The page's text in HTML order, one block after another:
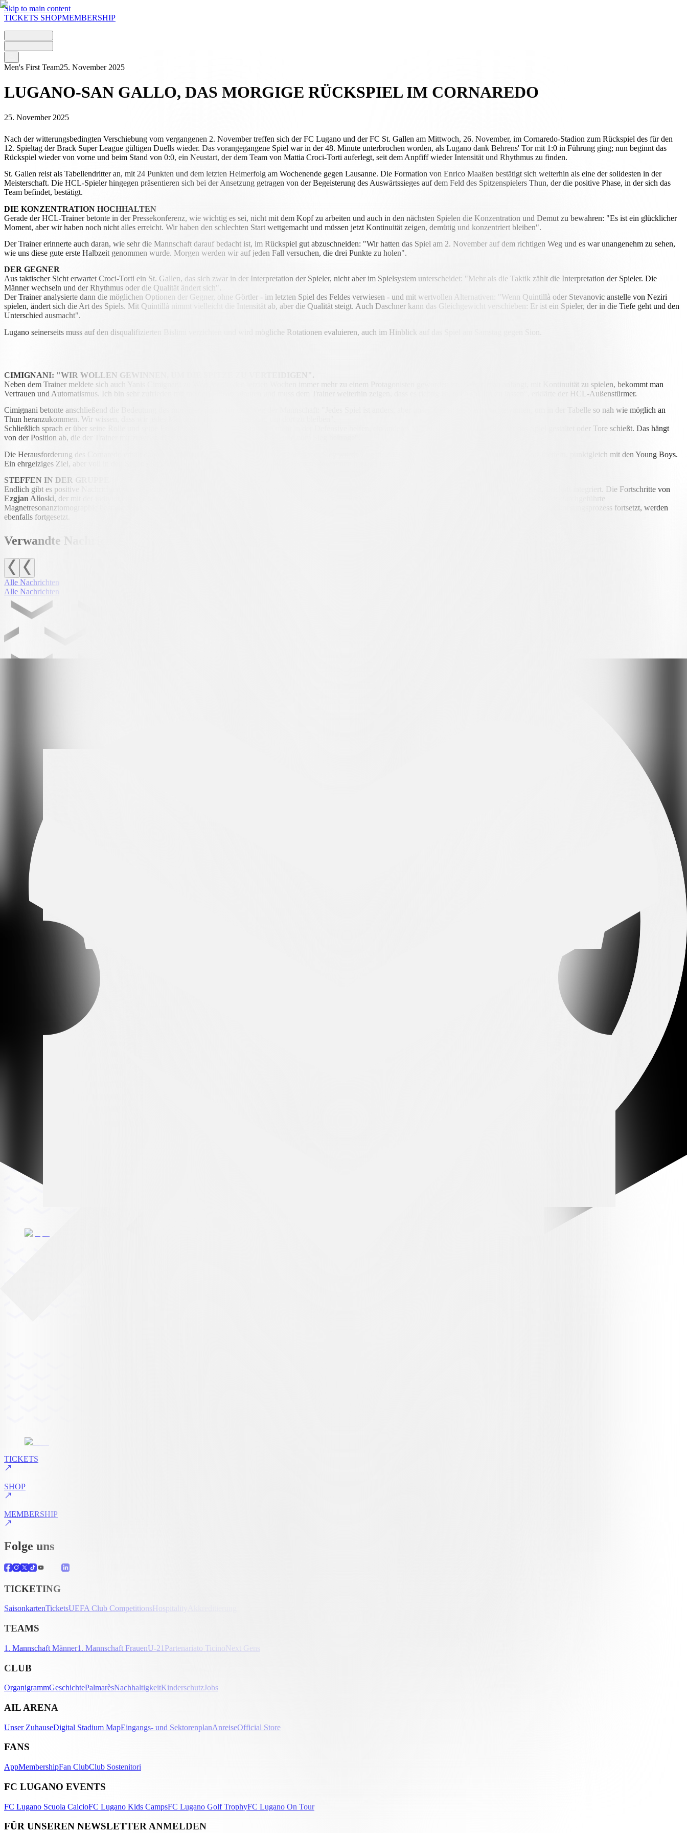
Skip to main content
TICKETS SHOPMEMBERSHIP
Men's First Team25. November 2025
LUGANO-SAN GALLO, DAS MORGIGE RÜCKSPIEL IM CORNAREDO
25. November 2025
Nach der witterungsbedingten Verschiebung vom vergangenen 2. November treffen sich der FC Lugano und der FC St. Gallen am Mittwoch, 26. November, im Cornaredo-Stadion zum Rückspiel des für den
12. Spieltag der Brack Super League gültigen Duells wieder. Das vorangegangene Spiel war in der 48. Minute unterbrochen worden, als Lugano dank Behrens' Tor mit 1:0 in Führung ging; nun beginnt das
Rückspiel wieder von vorne und beim Stand von 0:0, ein Neustart, der dem Team von Mattia Croci-Torti auferlegt, seit dem Anpfiff wieder Intensität und Rhythmus zu finden.
St. Gallen reist als Tabellendritter an, mit 24 Punkten und dem letzten Heimerfolg am Wochenende gegen Lausanne. Die Formation von Enrico Maaßen bestätigt sich weiterhin als eine der solidesten in der
Meisterschaft. Die HCL-Spieler hingegen präsentieren sich bei der Ansetzung getragen von der Begeisterung des Auswärtssieges auf dem Feld des Spitzenspielers Thun, der die positive Phase, in der sich das
Team befindet, bestätigt.
DIE KONZENTRATION HOCHHALTEN
Gerade der HCL-Trainer betonte in der Pressekonferenz, wie wichtig es sei, nicht mit dem Kopf zu arbeiten und auch in den nächsten Spielen die Konzentration und Demut zu bewahren: "Es ist ein glücklicher
Moment, aber wir haben noch nicht alles erreicht. Wir haben den schlechten Start wettgemacht und müssen jetzt Kontinuität zeigen, demütig und konzentriert bleiben".
Der Trainer erinnerte auch daran, wie sehr die Mannschaft darauf bedacht ist, im Rückspiel gut abzuschneiden: "Wir hatten das Spiel am 2. November auf dem richtigen Weg und es war unangenehm zu sehen,
wie uns diese gute erste Halbzeit genommen wurde. Morgen werden wir auf jeden Fall versuchen, die drei Punkte zu holen".
DER GEGNER
Aus taktischer Sicht erwartet Croci-Torti ein St. Gallen, das sich zwar in der Interpretation der Spieler, nicht aber im Spielsystem unterscheidet: "Mehr als die Taktik zählt die Interpretation der Spieler. Die
Männer wechseln und der Rhythmus oder die Qualität ändert sich".
Der Trainer analysierte dann die möglichen Optionen der Gegner, ohne Görtler - im letzten Spiel des Feldes verwiesen - und mit wertvollen Alternativen: "Wenn Quintillà oder Stevanovic anstelle von Neziri
spielen, ändert sich die Art des Spiels. Mit Quintillà nimmt vielleicht die Intensität ab, aber die Qualität steigt. Auch Daschner kann das Gleichgewicht verschieben: Er ist ein Spieler, der in die Tiefe geht und den
Unterschied ausmacht".
Lugano seinerseits muss auf den disqualifizierten Bislimi verzichten und wird mögliche Rotationen evaluieren, auch im Hinblick auf das Spiel am Samstag gegen Sion.
CIMIGNANI: "WIR WOLLEN GEWINNEN, UM DIE SPITZE ZU VERTEIDIGEN".
Neben dem Trainer meldete sich auch Yanis Cimignani zu Wort, der in den letzten Wochen immer mehr zu einem Protagonisten geworden ist. "Wenn man anfängt, mit Kontinuität zu spielen, bekommt man
Vertrauen und Automatismus. Ich bin sehr zufrieden mit meinen Einsatzminuten und muss dem Trainer weiterhin zeigen, dass es richtig ist, mich spielen zu lassen", erklärte der HCL-Außenstürmer.
Cimignani betonte anschließend die Bedeutung des morgigen Spiels für den Weg der Mannschaft: "Jedes Spiel ist anders, aber unser Ziel ist es, weiter zu gewinnen, um in der Tabelle so nah wie möglich an
Thun heranzukommen. Wir wissen, dass wir jedes Mal drei Punkte holen müssen, um dort zu bleiben".
Schließlich sprach er über seine Rolle und seine Entwicklung: "Manchmal muss ich mehr in der Defensive helfen, ein anderes Mal muss ich derjenige sein, der das Spiel gestaltet oder Tore schießt. Das hängt
von der Position ab, die der Trainer mir zuweist. Das Wichtigste ist, dass ich bereit bin und zum Sieg beitrage".
Die Herausforderung des Cornaredo erhält damit ein relevantes Gewicht in der Tabelle: Mit einem Sieg würde Lugano St. Gallen überholen und auf den zweiten Platz klettern, punktgleich mit den Young Boys.
Ein ehrgeiziges Ziel, aber voll in den Seilen einer Mannschaft, die sechs der letzten sieben Spiele gewonnen hat und ihrem Moment einen weiteren Schub geben will.
STEFFEN IN DER GRUPPE
Endlich gibt es positive Nachrichten von der Front der nicht zur Verfügung stehenden Spieler.
wurde nach seiner Genesung zu 100 % wieder in die Mannschaft integriert. Die Fortschritte von
Ezgjan Alioski, der mit der individuellen Arbeit auf dem Spielfeld begonnen hat, sind ebenfalls positiv. Neuigkeiten gibt es auch für
: Die am 21. November durchgeführte
Magnetresonanztomographie bestätigte einen guten Heilungsverlauf seiner Verletzung. Die Physiotherapie und das Fitnessprogramm für
, der seinen Genesungsprozess fortsetzt, werden
ebenfalls fortgesetzt.
Verwandte Nachrichten
Alle Nachrichten
Alle Nachrichten
TICKETS
SHOP
MEMBERSHIP
Folge uns
TICKETING
SaisonkartenTicketsUEFA Club Competitions Hospitality
TEAMS
1. Mannschaft Männer1. Mannschaft FrauenU-21 Partenariato TicinoNext Gens
CLUB
OrganigrammGeschichtePalmarèsNachhaltigkeitKinderschutzJobs
AIL ARENA
Unser ZuhauseDigital Stadium MapEingangs- und SektorenplanAnreiseOfficial Store
FANS
AppMembershipFan ClubClub Sostenitori
FC LUGANO EVENTS
FC Lugano Scuola CalcioFC Lugano Kids CampsFC Lugano Golf TrophyFC Lugano On Tour
FÜR UNSEREN NEWSLETTER ANMELDEN